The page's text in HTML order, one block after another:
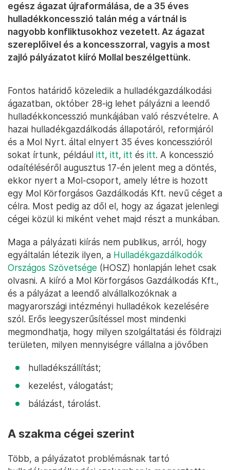
egész ágazat újraformálása, de a 35 éves
hulladékkoncesszió talán még a vártnál is
nagyobb konfliktusokhoz vezetett. Az ágazat
szereplőivel és a koncesszorral, vagyis a most
zajló pályázatot kiíró Mollal beszélgettünk.
Fontos határidő közeledik a hulladékgazdálkodási
ágazatban, október 28-ig lehet pályázni a leendő
hulladékkoncesszió munkájában való részvételre. A
hazai hulladékgazdálkodás állapotáról, reformjáról
és a Mol Nyrt. által elnyert 35 éves koncesszióról
sokat írtunk, például itt, itt, itt és itt. A koncesszió
odaítéléséről augusztus 17-én jelent meg a döntés,
ekkor nyert a Mol-csoport, amely létre is hozott
egy Mol Körforgásos Gazdálkodás Kft. nevű céget a
célra. Most pedig az dől el, hogy az ágazat jelenlegi
cégei közül ki miként vehet majd részt a munkában.
Maga a pályázati kiírás nem publikus, arról, hogy
egyáltalán létezik ilyen, a Hulladékgazdálkodók
Országos Szövetsége (HOSZ) honlapján lehet csak
olvasni. A kiíró a Mol Körforgásos Gazdálkodás Kft.,
és a pályázat a leendő alvállalkozóknak a
magyarországi intézményi hulladékok kezelésére
szól. Erős leegyszerűsítéssel most mindenki
megmondhatja, hogy milyen szolgáltatási és földrajzi
területen, milyen mennyiségre vállalna a jövőben
hulladékszállítást;
kezelést, válogatást;
bálázást, tárolást.
A szakma cégei szerint
Több, a pályázatot problémásnak tartó